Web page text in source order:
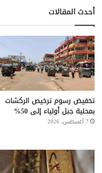
أحدث المقالات
تخفيض رسوم ترخيص الركشات
بمحلية جبل أولياء إلى 50%
7 أغسطس، 2026